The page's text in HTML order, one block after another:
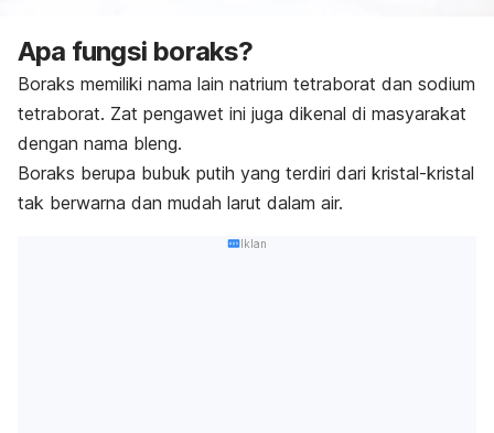
Apa fungsi boraks?
Boraks memiliki nama lain natrium tetraborat dan sodium
tetraborat. Zat pengawet ini juga dikenal di masyarakat
dengan nama bleng.
Boraks berupa bubuk putih yang terdiri dari kristal-kristal
tak berwarna dan mudah larut dalam air.
Iklan